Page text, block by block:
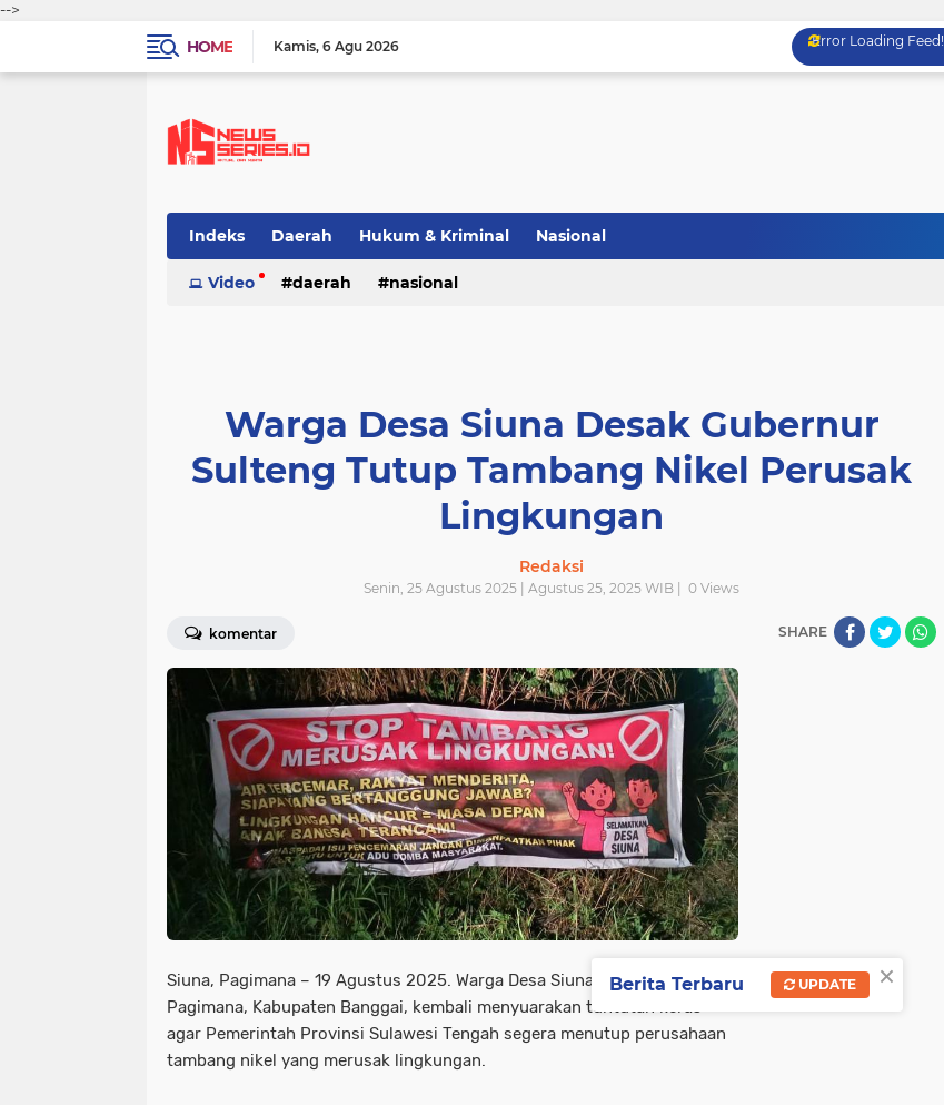
-->
HOME
Kamis 6 Agu 2026 Error Loading Feed!
Indeks Daerah Hukum & Kriminal Nasional
Video daerah nasional
Warga Desa Siuna Desak Gubernur
Sulteng Tutup Tambang Nikel Perusak
Lingkungan
Redaksi
Senin, 25 Agustus 2025 | Agustus 25, 2025 WIB | 0 Views
komentar SHARE
Siuna, Pagimana – 19 Agustus 2025. Warga Desa Siuna, Kecamatan
Pagimana, Kabupaten Banggai, kembali menyuarakan tuntutan keras
agar Pemerintah Provinsi Sulawesi Tengah segera menutup perusahaan
tambang nikel yang merusak lingkungan.
×
Berita Terbaru UPDATE